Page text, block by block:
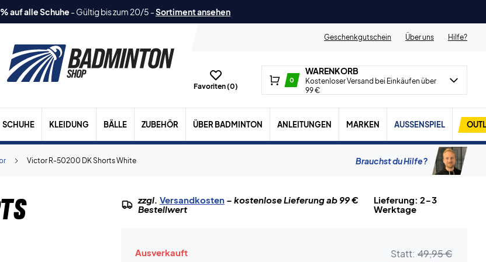
auf alle Schuhe - Gültig bis zum 20/5 -Sortiment ansehen
Geschenkgutschein
Über uns Hilfe?
Favoriten (0)
0
WARENKORB
Kostenloser Versand bei Einkäufen über
99 €
SCHUHE KLEIDUNG BÄLLE ZUBEHÖR ÜBER BADMINTON ANLEITUNGEN MARKEN AUSSENSPIEL
Victor R-50200 DK Shorts White Brauchst du Hilfe?
zzgl. Versandkosten– kostenlose Lieferung ab 99 €
Bestellwert
Lieferung: 2-3
Werktage
Ausverkauft Statt: 49,95 €